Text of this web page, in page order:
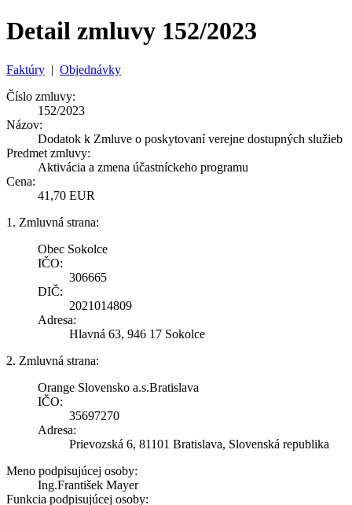
Detail zmluvy 152/2023
Faktúry | Objednávky
Číslo zmluvy:
152/2023
Názov:
Dodatok k Zmluve o poskytovaní verejne dostupných služieb
Predmet zmluvy:
Aktivácia a zmena účastníckeho programu
Cena:
41,70 EUR
1. Zmluvná strana:
Obec Sokolce
IČO:
306665
DIČ:
2021014809
Adresa:
Hlavná 63, 946 17 Sokolce
2. Zmluvná strana:
Orange Slovensko a.s.Bratislava
IČO:
35697270
Adresa:
Prievozská 6, 81101 Bratislava, Slovenská republika
Meno podpisujúcej osoby:
Ing.František Mayer
Funkcia podpisujúcej osoby: